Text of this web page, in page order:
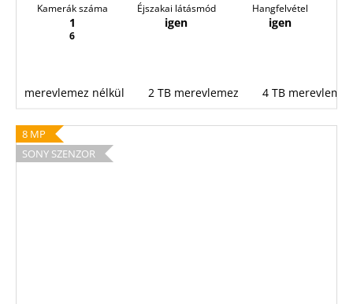
Kamerák száma
1
6
Éjszakai látásmód
igen
Hangfelvétel
igen
merevlemez nélkül 2 TB merevlemez 4 TB merevlemez
8 MP
SONY SZENZOR